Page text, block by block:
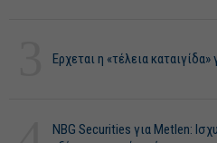
Ερχεται η «τέλεια
NBG Securities για Metlen: